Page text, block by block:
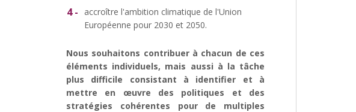
accroître l'ambition climatique de l'Union
Européenne pour 2030 et 2050.
Nous souhaitons contribuer à chacun de ces
éléments individuels, mais aussi à la tâche
plus difficile consistant à identifier et à
mettre en œuvre des politiques et des
stratégies cohérentes pour de multiples